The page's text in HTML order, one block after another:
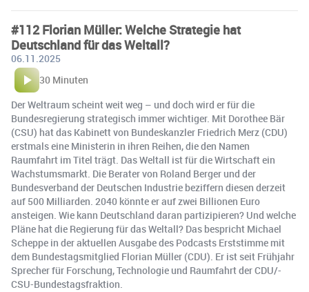
#112 Florian Müller: Welche Strategie hat
Deutschland für das Weltall?
06.11.2025
30 Minuten
Der Weltraum scheint weit weg – und doch wird er für die
Bundesregierung strategisch immer wichtiger. Mit Dorothee Bär
(CSU) hat das Kabinett von Bundeskanzler Friedrich Merz (CDU)
erstmals eine Ministerin in ihren Reihen, die den Namen
Raumfahrt im Titel trägt. Das Weltall ist für die Wirtschaft ein
Wachstumsmarkt. Die Berater von Roland Berger und der
Bundesverband der Deutschen Industrie beziffern diesen derzeit
auf 500 Milliarden. 2040 könnte er auf zwei Billionen Euro
ansteigen. Wie kann Deutschland daran partizipieren? Und welche
Pläne hat die Regierung für das Weltall? Das bespricht Michael
Scheppe in der aktuellen Ausgabe des Podcasts Erststimme mit
dem Bundestagsmitglied Florian Müller (CDU). Er ist seit Frühjahr
Sprecher für Forschung, Technologie und Raumfahrt der CDU/-
CSU-Bundestagsfraktion.